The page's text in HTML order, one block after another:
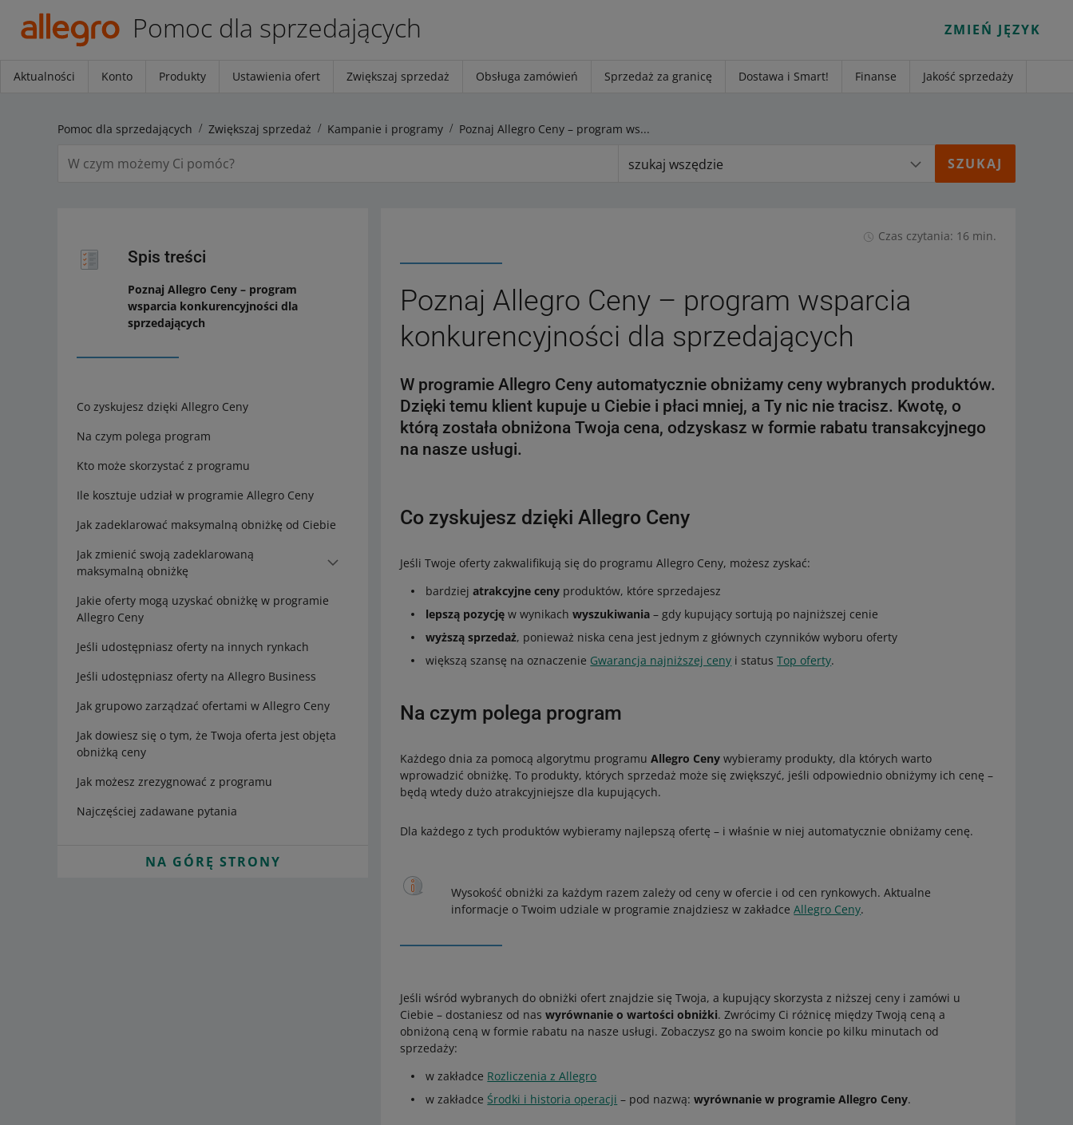
Pomoc dla sprzedających ZMIEŃ JĘZYK
Aktualności Konto Produkty Ustawienia ofert Zwiększaj sprzedaż Obsługa zamówień Sprzedaż za granicę Dostawa i Smart! Finanse Jakość sprzedaży
Pomoc dla sprzedających Zwiększaj sprzedaż Kampanie i programy Poznaj Allegro Ceny – program wsparcia konkurencyjności dla sprzedających
szukaj wszędzie
Spis treści
Poznaj Allegro Ceny – program
wsparcia konkurencyjności dla
sprzedających
Co zyskujesz dzięki Allegro Ceny
Na czym polega program
Kto może skorzystać z programu
Ile kosztuje udział w programie Allegro Ceny
Jak zadeklarować maksymalną obniżkę od Ciebie
Jak zmienić swoją zadeklarowaną
maksymalną obniżkę
Jakie oferty mogą uzyskać obniżkę w programie
Allegro Ceny
Jeśli udostępniasz oferty na innych rynkach
Jeśli udostępniasz oferty na Allegro Business
Jak grupowo zarządzać ofertami w Allegro Ceny
Jak dowiesz się o tym, że Twoja oferta jest objęta
obniżką ceny
Jak możesz zrezygnować z programu
Najczęściej zadawane pytania
NA GÓRĘ STRONY
Czas czytania: 16 min.
Poznaj Allegro Ceny – program wsparcia
konkurencyjności dla sprzedających
W programie Allegro Ceny automatycznie obniżamy ceny wybranych produktów.
Dzięki temu klient kupuje u Ciebie i płaci mniej, a Ty nic nie tracisz. Kwotę, o
którą została obniżona Twoja cena, odzyskasz w formie rabatu transakcyjnego
na nasze usługi.
Co zyskujesz dzięki Allegro Ceny
Jeśli Twoje oferty zakwalifikują się do programu Allegro Ceny, możesz zyskać:
bardziejatrakcyjne ceny produktów, które sprzedajesz
lepszą pozycję w wynikachwyszukiwania – gdy kupujący sortują po najniższej cenie
wyższą sprzedaż, ponieważ niska cena jest jednym z głównych czynników wyboru oferty
większą szansę na oznaczenie Gwarancja najniższej ceny i statusTop oferty.
Na czym polega program
Każdego dnia za pomocą algorytmu programuAllegro Ceny wybieramy produkty, dla których warto
wprowadzić obniżkę. To produkty, których sprzedaż może się zwiększyć, jeśli odpowiednio obniżymy ich cenę –
będą wtedy dużo atrakcyjniejsze dla kupujących.
Dla każdego z tych produktów wybieramy najlepszą ofertę – i właśnie w niej automatycznie obniżamy cenę.
Wysokość obniżki za każdym razem zależy od ceny w ofercie i od cen rynkowych. Aktualne
informacje o Twoim udziale w programie znajdziesz w zakładceAllegro Ceny.
Jeśli wśród wybranych do obniżki ofert znajdzie się Twoja, a kupujący skorzysta z niższej ceny i zamówi u
Ciebie – dostaniesz od naswyrównanie o wartości obniżki. Zwrócimy Ci różnicę między Twoją ceną a
obniżoną ceną w formie rabatu na nasze usługi. Zobaczysz go na swoim koncie po kilku minutach od
sprzedaży:
w zakładce Rozliczenia z Allegro
w zakładce Środki i historia operacji – pod nazwą:wyrównanie w programie Allegro Ceny.